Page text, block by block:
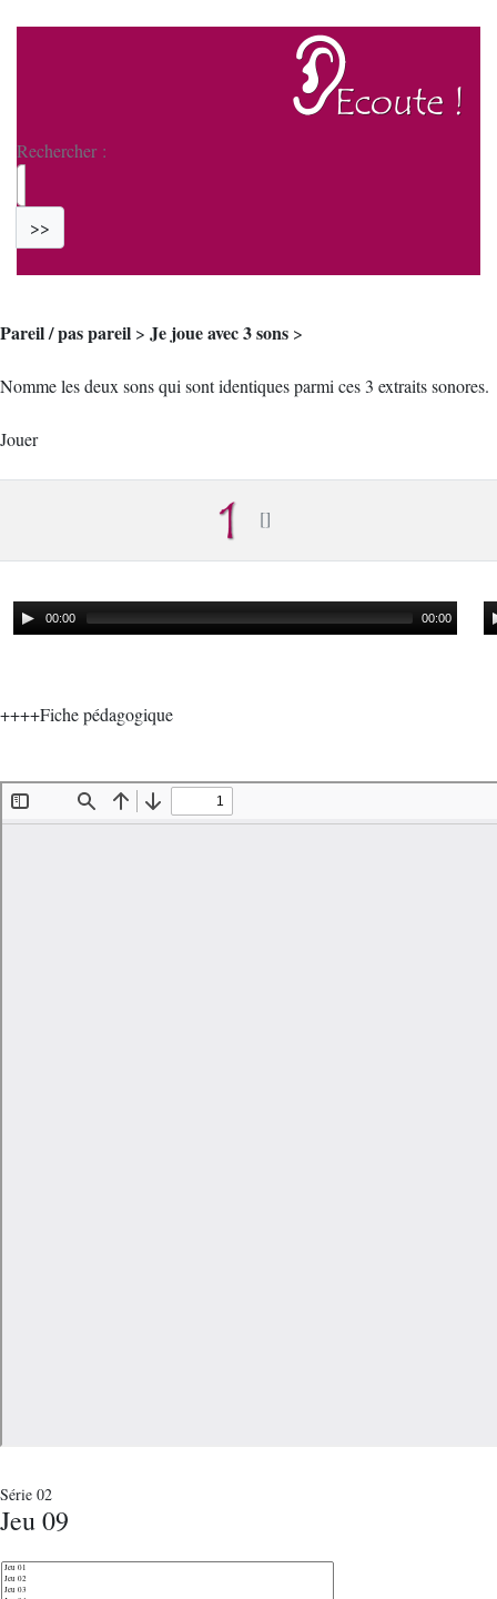
Rechercher :
>>
Pareil / pas pareil > Je joue avec 3 sons >
Nomme les deux sons qui sont identiques parmi ces 3 extraits sonores.
Jouer
00:00 00:00
++++Fiche pédagogique
Série 02
Jeu 09